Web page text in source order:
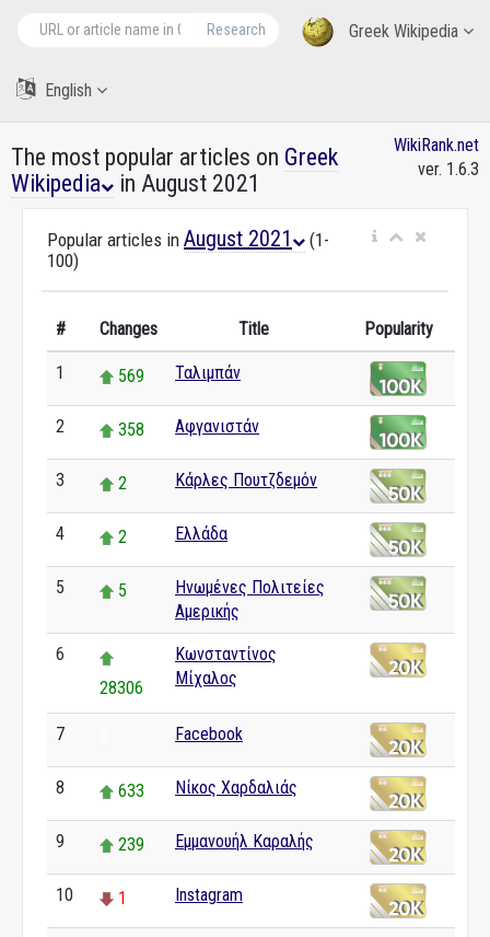
Greek Wikipedia
Research
English
The most popular articles on Greek
Wikipedia
in August 2021
WikiRank.net
ver. 1.6.3
Popular articles in August 2021
(1-
100)
# Changes Title Popularity
1 569 Ταλιμπάν
2 358 Αφγανιστάν
3 2 Κάρλες Πουτζδεμόν
4 2 Ελλάδα
5 5
Ηνωμένες Πολιτείες
Αμερικής
6
28306
Κωνσταντίνος
Μίχαλος
7 Facebook
8 633 Νίκος Χαρδαλιάς
9 239 Εμμανουήλ Καραλής
10 1 Instagram